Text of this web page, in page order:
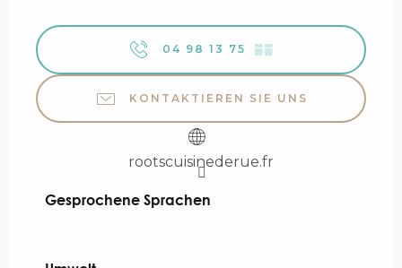
04 98 13 75 ▒▒
KONTAKTIEREN SIE UNS
rootscuisinederue.fr
Gesprochene Sprachen
Gesprochene Sprachen